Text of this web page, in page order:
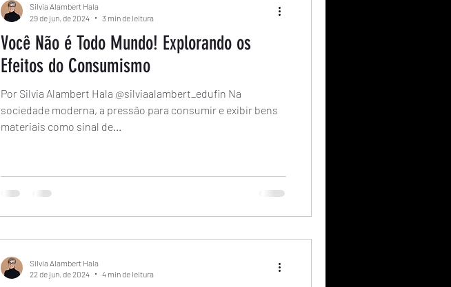
Você Não é Todo Mundo! Explorando os
Efeitos do Consumismo
Por Silvia Alambert Hala @silviaalambert_edufin Na
sociedade moderna, a pressão para consumir e exibir bens
materiais como sinal de...
Silvia Alambert Hala
29 de jun. de 2024
3 min de leitura
Silvia Alambert Hala
22 de jun. de 2024
4 min de leitura